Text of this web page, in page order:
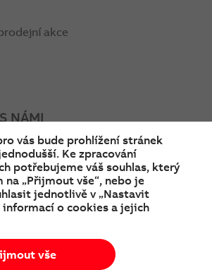
akce
NÁMI
Linkedintwitteryoutube
ABB Podmínky používání
vás bude prohlížení stránek
Ke zpracování
potřebujeme váš souhlas, který
„Přijmout vše“, nebo je
jednotlivě v „Nastavit
informací o cookies a jejich
vše